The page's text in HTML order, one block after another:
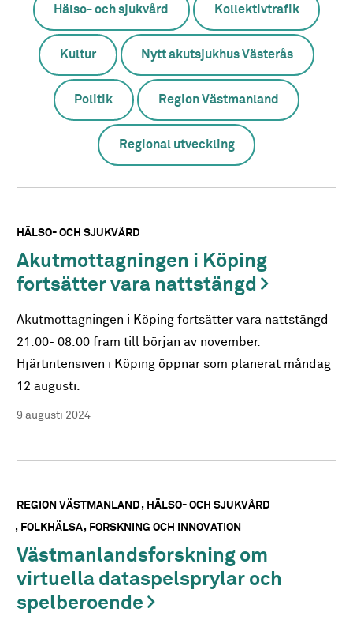
Hälso- och sjukvård Kollektivtrafik
Kultur Nytt akutsjukhus Västerås
Politik Region Västmanland
Regional utveckling
HÄLSO- OCH SJUKVÅRD
Akutmottagningen i Köping
fortsätter vara nattstängd
Akutmottagningen i Köping fortsätter vara nattstängd
21.00- 08.00 fram till början av november.
Hjärtintensiven i Köping öppnar som planerat måndag
12 augusti.
9 augusti 2024
REGION VÄSTMANLAND
HÄLSO- OCH SJUKVÅRD
FOLKHÄLSA
FORSKNING OCH INNOVATION
Västmanlandsforskning om
virtuella dataspelsprylar och
spelberoende